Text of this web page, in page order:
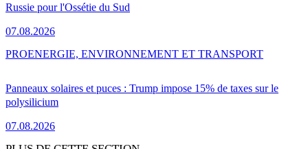
Russie pour l'Ossétie du Sud
07.08.2026
Panneaux solaires et puces : Trump impose 15% de taxes sur le
polysilicium
07.08.2026
PROENERGIE, ENVIRONNEMENT ET TRANSPORT